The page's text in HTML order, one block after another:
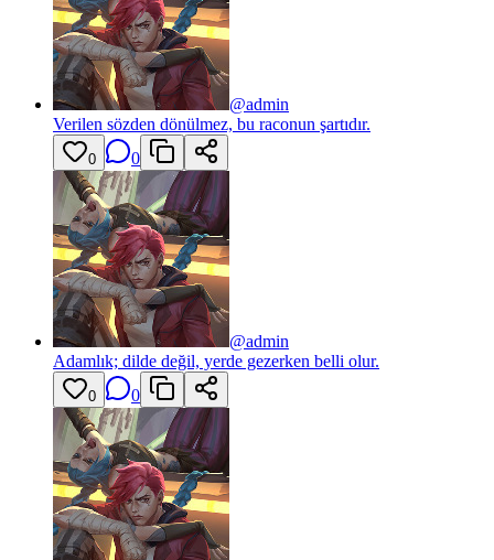
@admin
Verilen sözden dönülmez, bu raconun şartıdır.
0 0
@admin
Adamlık; dilde değil, yerde gezerken belli olur.
0 0